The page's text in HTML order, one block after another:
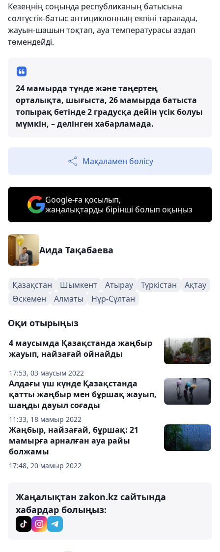
Кезеңнің соңында республиканың батысына
солтүстік-батыс антициклонның екпіні таралады,
жауын-шашын тоқтап, ауа температурасы аздап
төмендейді.
24 мамырда түнде және таңертең
орталықта, шығыста, 26 мамырда батыста
топырақ бетінде 2 градусқа дейін үсік болуы
мүмкін, – делінген хабарламада.
Мақаламен бөлісу
Google-ға қосылып,
жаңалықтарды бірінші болып оқыңыз
Аида Тақабаева
Қазақстан Шымкент Атырау Түркістан
Ақтау
Өскемен
Алматы Нұр-Сұлтан
Оқи отырыңыз
17:53, 03 маусым 2022
4 маусымда Қазақстанда жаңбыр
жауып, найзағай ойнайды
11:33, 18 мамыр 2022
Алдағы үш күнде Қазақстанда
қатты жаңбыр мен бұршақ жауып,
шаңды дауыл соғады
17:48, 20 мамыр 2022
Жаңбыр, найзағай, бұршақ: 21
мамырға арналған ауа райы
болжамы
Жаңалықтан zakon.kz сайтында
хабардар болыңыз: